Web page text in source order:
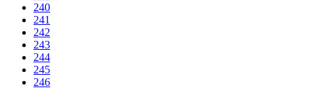
240
241
242
243
244
245
246